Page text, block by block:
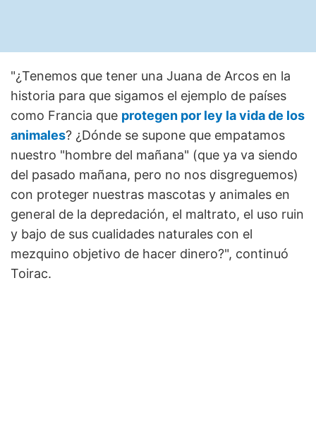
"¿Tenemos que tener una Juana de Arcos en la
historia para que sigamos el ejemplo de países
como Francia que protegen por ley la vida de los
animales? ¿Dónde se supone que empatamos
nuestro "hombre del mañana" (que ya va siendo
del pasado mañana, pero no nos disgreguemos)
con proteger nuestras mascotas y animales en
general de la depredación, el maltrato, el uso ruin
y bajo de sus cualidades naturales con el
mezquino objetivo de hacer dinero?", continuó
Toirac.